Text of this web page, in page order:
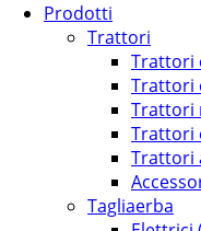
Prodotti
Trattori
Trattori
Trattori
Trattori
Trattori
Trattori
Tagliaerba